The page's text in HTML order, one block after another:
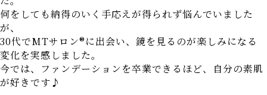
何をしても納得のいく手応えが得られず悩んでいました
が、
30代でMTサロン®に出会い、鏡を見るのが楽しみになる
変化を実感しました。
今では、ファンデーションを卒業できるほど、自分の素肌
が好きです♪